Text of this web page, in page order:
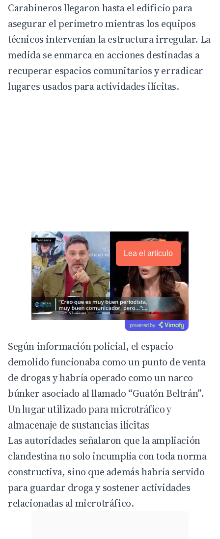
Carabinerosllegaron hasta el edificio para
asegurar el perímetro mientras los equipos
técnicos intervenían la estructura irregular. La
medida se enmarca en acciones destinadas a
recuperar espacios comunitarios y erradicar
lugares usados para actividades ilícitas.
Lea el artículo
powered by
Según información policial, el espacio
demolido funcionaba como un punto de venta
de drogas y habría operado como un narco
búnker asociado al llamado “Guatón Beltrán”.
Un lugar utilizado para microtráfico y
almacenaje de sustancias ilícitas
Las autoridades señalaron que la ampliación
clandestina no solo incumplía con toda norma
constructiva, sino que además habría servido
para guardar droga y sostener actividades
relacionadas al microtráfico.